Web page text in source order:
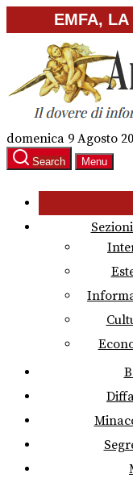
to
content
EMFA, LA
domenica 9 Agosto
Search Menu